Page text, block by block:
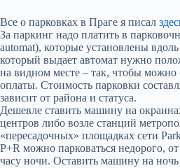
Все о парковках в Праге я писал
За паркинг надо платить в
automat), которые установлены
который выдает автомат нужно
на видном месте – так, чтобы можно
оплаты. Стоимость парковки
зависит от района и статуса.
Дешевле ставить машину на
центров либо возле станций
«пересадочных» площадках сети
P+R можно парковаться недорого,
часу ночи. Оставить машину на